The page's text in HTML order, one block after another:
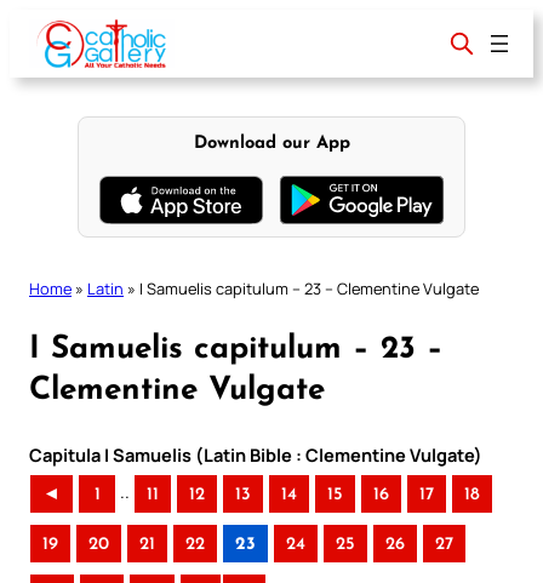
content
Download our App
Home » Latin » I Samuelis capitulum – 23 – Clementine Vulgate
I Samuelis capitulum – 23 –
Clementine Vulgate
Capitula I Samuelis (Latin Bible : Clementine Vulgate)
◄ 1 .. 11 12 13 14 15 16 17 18
19 20 21 22 23 24 25 26 27